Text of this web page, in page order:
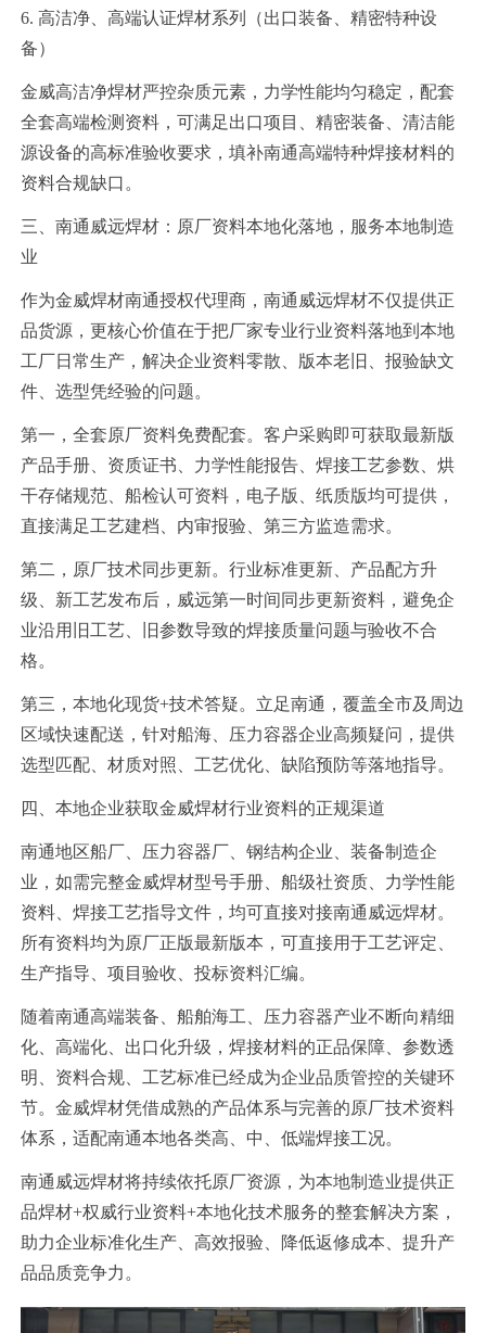
6. 高洁净、高端认证焊材系列（出口装备、精密特种设
备）
金威高洁净焊材严控杂质元素，力学性能均匀稳定，配套
全套高端检测资料，可满足出口项目、精密装备、清洁能
源设备的高标准验收要求，填补南通高端特种焊接材料的
资料合规缺口。
三、南通威远焊材：原厂资料本地化落地，服务本地制造
业
作为金威焊材南通授权代理商，南通威远焊材不仅提供正
品货源，更核心价值在于把厂家专业行业资料落地到本地
工厂日常生产，解决企业资料零散、版本老旧、报验缺文
件、选型凭经验的问题。
第一，全套原厂资料免费配套。客户采购即可获取最新版
产品手册、资质证书、力学性能报告、焊接工艺参数、烘
干存储规范、船检认可资料，电子版、纸质版均可提供，
直接满足工艺建档、内审报验、第三方监造需求。
第二，原厂技术同步更新。行业标准更新、产品配方升
级、新工艺发布后，威远第一时间同步更新资料，避免企
业沿用旧工艺、旧参数导致的焊接质量问题与验收不合
格。
第三，本地化现货+技术答疑。立足南通，覆盖全市及周边
区域快速配送，针对船海、压力容器企业高频疑问，提供
选型匹配、材质对照、工艺优化、缺陷预防等落地指导。
四、本地企业获取金威焊材行业资料的正规渠道
南通地区船厂、压力容器厂、钢结构企业、装备制造企
业，如需完整金威焊材型号手册、船级社资质、力学性能
资料、焊接工艺指导文件，均可直接对接南通威远焊材。
所有资料均为原厂正版最新版本，可直接用于工艺评定、
生产指导、项目验收、投标资料汇编。
随着南通高端装备、船舶海工、压力容器产业不断向精细
化、高端化、出口化升级，焊接材料的正品保障、参数透
明、资料合规、工艺标准已经成为企业品质管控的关键环
节。金威焊材凭借成熟的产品体系与完善的原厂技术资料
体系，适配南通本地各类高、中、低端焊接工况。
南通威远焊材将持续依托原厂资源，为本地制造业提供正
品焊材+权威行业资料+本地化技术服务的整套解决方案，
助力企业标准化生产、高效报验、降低返修成本、提升产
品品质竞争力。